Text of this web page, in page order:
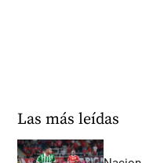
Las más leídas